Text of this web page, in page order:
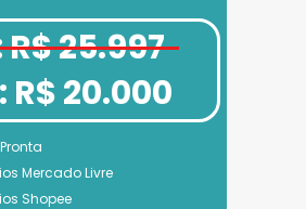
Mercado Livre
Shopee
R$ 25.997
R$ 20.000